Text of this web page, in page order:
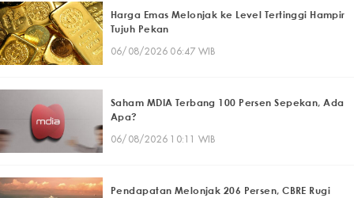
Harga Emas Melonjak ke Level Tertinggi Hampir
Tujuh Pekan
06/08/2026 06:47 WIB
Saham MDIA Terbang 100 Persen Sepekan, Ada
Apa?
06/08/2026 10:11 WIB
Pendapatan Melonjak 206 Persen, CBRE Rugi